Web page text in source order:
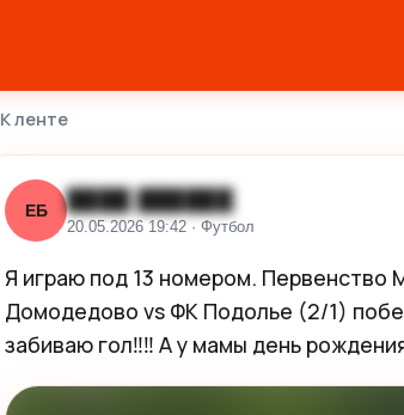
К ленте
ЕБ ████ ██████
20.05.2026 19:42 · Футбол
Я играю под 13 номером. Первенство
Домодедово vs ФК Подолье (2/1)
забиваю гол‼️‼️ А у мамы день